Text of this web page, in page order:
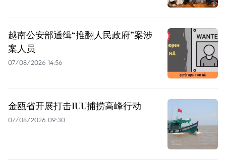
越南公安部通缉“推翻人民政府”案涉
案人员
07/08/2026 14:56
金瓯省开展打击IUU捕捞高峰行动
07/08/2026 09:30